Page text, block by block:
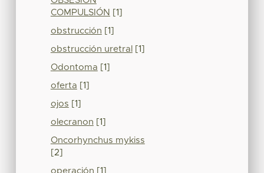
COMPULSIÓN [1]
obstrucción [1]
obstrucción uretral [1]
Odontoma [1]
oferta [1]
ojos [1]
olecranon [1]
Oncorhynchus mykiss
[2]
operación [1]